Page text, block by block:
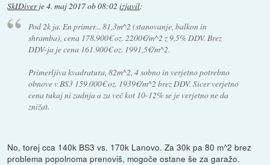
SkIDiverje4. maj 2017 ob 08:02 izjavil:
Pod 2k ja. En primer... 81,3m^2 (stanovanje, balkon in
shramba), cena 178.900€ oz. 2200€/m^2 z 9,5% DDV. Brez
DDV-ja je cena 161.900€ oz. 1991,5€/m^2.
Primerljiva kvadratura, 82m^2, 4 sobno in verjetno potrebno
obnove v BS3 159.000€ oz. 1939€/m^2 brez DDV. Sicer verjetno
cena tukaj ni zadnja a za več kot 10-12% se je verjetno ne da
znižat.
No, torej cca 140k BS3 vs. 170k Lanovo. Za 30k pa 80 m^2 brez
problema popolnoma prenoviš, mogoče ostane še za garažo.